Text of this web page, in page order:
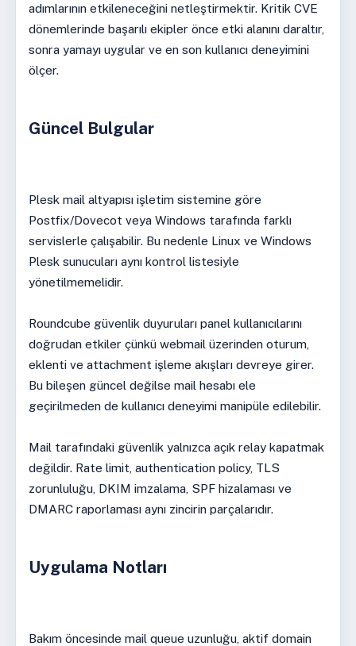
adımlarının etkileneceğini netleştirmektir. Kritik CVE
dönemlerinde başarılı ekipler önce etki alanını daraltır,
sonra yamayı uygular ve en son kullanıcı deneyimini
ölçer.
Güncel Bulgular
Plesk mail altyapısı işletim sistemine göre
Postfix/Dovecot veya Windows tarafında farklı
servislerle çalışabilir. Bu nedenle Linux ve Windows
Plesk sunucuları aynı kontrol listesiyle
yönetilmemelidir.
Roundcube güvenlik duyuruları panel kullanıcılarını
doğrudan etkiler çünkü webmail üzerinden oturum,
eklenti ve attachment işleme akışları devreye girer.
Bu bileşen güncel değilse mail hesabı ele
geçirilmeden de kullanıcı deneyimi manipüle edilebilir.
Mail tarafındaki güvenlik yalnızca açık relay kapatmak
değildir. Rate limit, authentication policy, TLS
zorunluluğu, DKIM imzalama, SPF hizalaması ve
DMARC raporlaması aynı zincirin parçalarıdır.
Uygulama Notları
Bakım öncesinde mail queue uzunluğu, aktif domain